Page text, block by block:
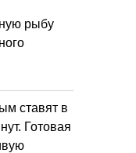
ставят в
Готовая